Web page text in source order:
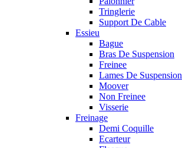
Tringlerie
Support De Cable
Essieu
Bague
Bras De Suspension
Freinee
Lames De Suspension
Moover
Non Freinee
Visserie
Freinage
Demi Coquille
Ecarteur